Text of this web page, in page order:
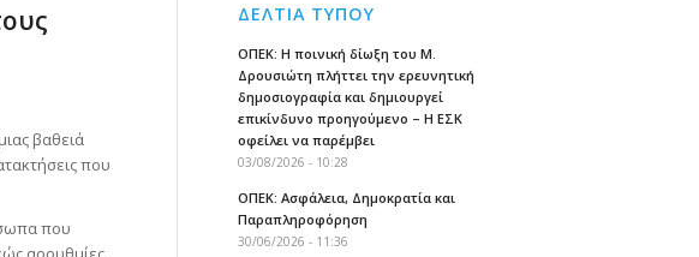
βαθειά
που
που
ΔΕΛΤΙΑ ΤΥΠΟΥ
ΟΠΕΚ: Η ποινική δίωξη του Μ.
Δρουσιώτη πλήττει την ερευνητική
δημοσιογραφία και δημιουργεί
επικίνδυνο προηγούμενο – Η ΕΣΚ
οφείλει να παρέμβει
03/08/2026 - 10:28
ΟΠΕΚ: Ασφάλεια, Δημοκρατία και
Παραπληροφόρηση
30/06/2026 - 11:36